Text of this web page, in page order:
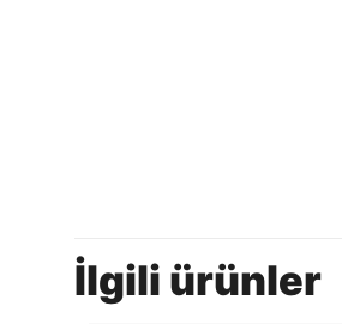
İlgili ürünler